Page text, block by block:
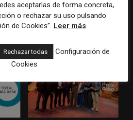
Paul Krugman alerta del
avance de los
multimillonarios sobre los
aceptarlas de forma concreta,
o rechazar su uso pulsando
de Cookies”. Leer más
Rechazar todas
Configuración de
Cookies